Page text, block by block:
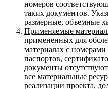
номеров
таких документов.
размерные, объемные
Применяемые
примененных для
материалах с
паспортов,
документы
все материальные
реализации проекта,